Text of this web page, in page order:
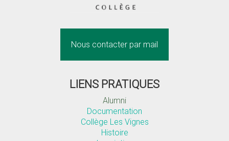
Nous contacter par mail
LIENS PRATIQUES
Alumni
Documentation
Collège Les Vignes
Histoire